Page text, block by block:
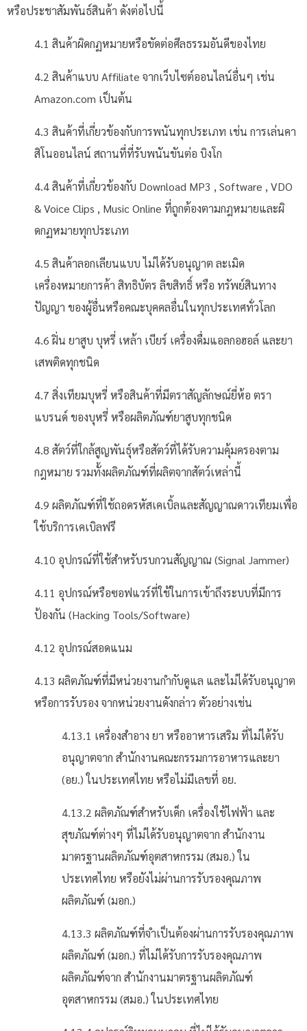
หรือประชาสัมพันธ์สินค้า ดังต่อไปนี้
4.1 สินค้าผิดกฏหมายหรือขัดต่อศีลธรรมอันดีของไทย
4.2 สินค้าแบบ Affiliate จากเว็บไซต์ออนไลน์อื่นๆ เช่น
Amazon.com เป็นต้น
4.3 สินค้าที่เกี่ยวข้องกับการพนันทุกประเภท เช่น การเล่นคา
สิโนออนไลน์ สถานที่ที่รับพนันขันต่อ บิงโก
4.4 สินค้าที่เกี่ยวข้องกับ Download MP3 , Software , VDO
& Voice Clips , Music Online ที่ถูกต้องตามกฎหมายและผิ
ดกฏหมายทุกประเภท
4.5 สินค้าลอกเลียนแบบ ไม่ได้รับอนุญาต ละเมิด
เครื่องหมายการค้า สิทธิบัตร ลิขสิทธิ์ หรือ ทรัพย์สินทาง
ปัญญา ของผู้อื่นหรือคณะบุคคลอื่นในทุกประเทศทั่วโลก
4.6 ฝิ่น ยาสูบ บุหรี่ เหล้า เบียร์ เครื่องดื่มแอลกอฮอล์ และยา
เสพติดทุกชนิด
4.7 สิ่งเทียมบุหรี่ หรือสินค้าที่มีตราสัญลักษณ์ยี่ห้อ ตรา
แบรนด์ ของบุหรี่ หรือผลิตภัณฑ์ยาสูบทุกชนิด
4.8 สัตว์ที่ใกล้สูญพันธุ์หรือสัตว์ที่ได้รับความคุ้มครองตาม
กฎหมาย รวมทั้งผลิตภัณฑ์ที่ผลิตจากสัตว์เหล่านี้
4.9 ผลิตภัณฑ์ที่ใช้ถอดรหัสเคเบิ้ลและสัญญาณดาวเทียมเพื่อ
ใช้บริการเคเบิลฟรี
4.10 อุปกรณ์ที่ใช้สำหรับรบกวนสัญญาณ (Signal Jammer)
4.11 อุปกรณ์หรือซอฟแวร์ที่ใช้ในการเข้าถึงระบบที่มีการ
ป้องกัน (Hacking Tools/Software)
4.12 อุปกรณ์สอดแนม
4.13 ผลิตภัณฑ์ที่มีหน่วยงานกำกับดูแล และไม่ได้รับอนุญาต
หรือการรับรอง จากหน่วยงานดังกล่าว ตัวอย่างเช่น
4.13.1 เครื่องสำอาง ยา หรืออาหารเสริม ที่ไม่ได้รับ
อนุญาตจาก สำนักงานคณะกรรมการอาหารและยา
(อย.) ในประเทศไทย หรือไม่มีเลขที่ อย.
4.13.2 ผลิตภัณฑ์สำหรับเด็ก เครื่องใช้ไฟฟ้า และ
สุขภัณฑ์ต่างๆ ที่ไม่ได้รับอนุญาตจาก สำนักงาน
มาตรฐานผลิตภัณฑ์อุตสาหกรรม (สมอ.) ใน
ประเทศไทย หรือยังไม่ผ่านการรับรองคุณภาพ
ผลิตภัณฑ์ (มอก.)
4.13.3 ผลิตภัณฑ์ที่จำเป็นต้องผ่านการรับรองคุณภาพ
ผลิตภัณฑ์ (มอก.) ที่ไม่ได้รับการรับรองคุณภาพ
ผลิตภัณฑ์จาก สำนักงานมาตรฐานผลิตภัณฑ์
อุตสาหกรรม (สมอ.) ในประเทศไทย